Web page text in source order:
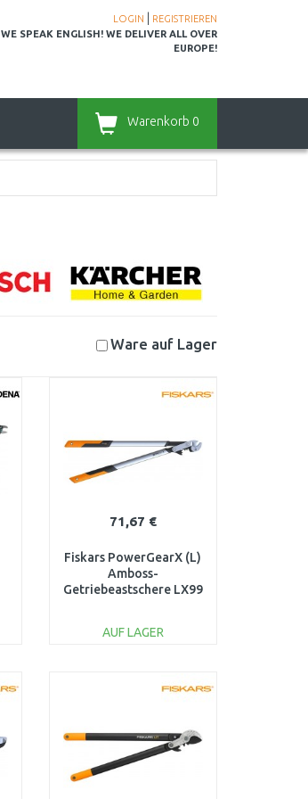
LOGIN
REGISTRIEREN
WE SPEAK ENGLISH! WE DELIVER ALL OVER
EUROPE!
Warenkorb 0
Ware auf Lager
71,67 €
Fiskars PowerGearX (L)
Amboss-
Getriebeastschere LX99
AUF LAGER